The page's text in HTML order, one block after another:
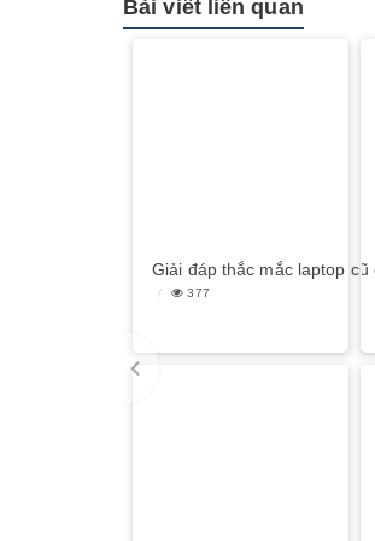
Bài viết liên quan
Giải đáp thắc mắc laptop
377